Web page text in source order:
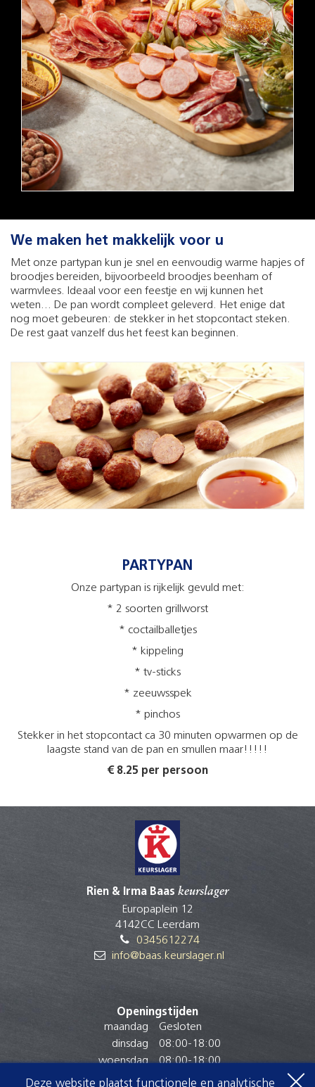
We maken het makkelijk voor u
Met onze partypan kun je snel en eenvoudig warme hapjes of
broodjes bereiden, bijvoorbeeld broodjes beenham of
warmvlees. Ideaal voor een feestje en wij kunnen het
weten... De pan wordt compleet geleverd. Het enige dat
nog moet gebeuren: de stekker in het stopcontact steken.
De rest gaat vanzelf dus het feest kan beginnen.
PARTYPAN
Onze partypan is rijkelijk gevuld met:
* 2 soorten grillworst
* coctailballetjes
* kippeling
* tv-sticks
* zeeuwsspek
* pinchos
Stekker in het stopcontact ca 30 minuten opwarmen op de
laagste stand van de pan en smullen maar!!!!!
€ 8.25 per persoon
Rien & Irma Baas keurslager
Europaplein 12
4142CC Leerdam
0345612274
info@baas.keurslager.nl
Openingstijden
maandag
Gesloten
dinsdag
08:00-18:00
woensdag
08:00-18:00
donderdag
08:00 -
Deze website plaatst functionele en analytische